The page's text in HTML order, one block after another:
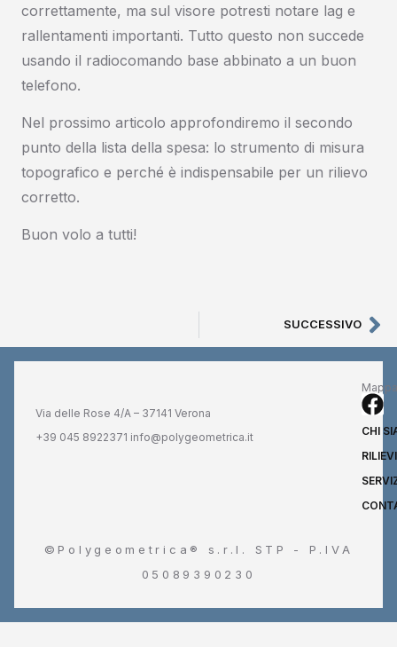
correttamente, ma sul visore potresti notare lag e
rallentamenti importanti. Tutto questo non succede
usando il radiocomando base abbinato a un buon
telefono.
Nel prossimo articolo approfondiremo il secondo
punto della lista della spesa: lo strumento di misura
topografico e perché è indispensabile per un rilievo
corretto.
Buon volo a tutti!
SUCCESSIVO
Via delle Rose 4/A – 37141 Verona
+39 045 8922371 info@polygeometrica.it
CHI
©Polygeometrica® s.r.l. STP - P.IVA
05089390230